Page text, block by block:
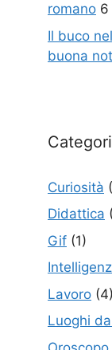
romano 6
Il buco
buona
Curiosità
Didattica
Gif (1)
Lavoro (4)
Luoghi